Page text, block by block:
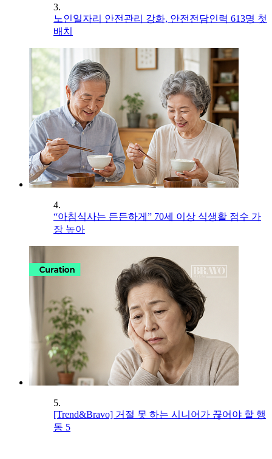
3.
노인일자리 안전관리 강화, 안전전담인력 613명 첫
배치
4.
“아침식사는 든든하게” 70세 이상 식생활 점수 가
장 높아
5.
[Trend&Bravo] 거절 못 하는 시니어가 끊어야 할 행
동 5